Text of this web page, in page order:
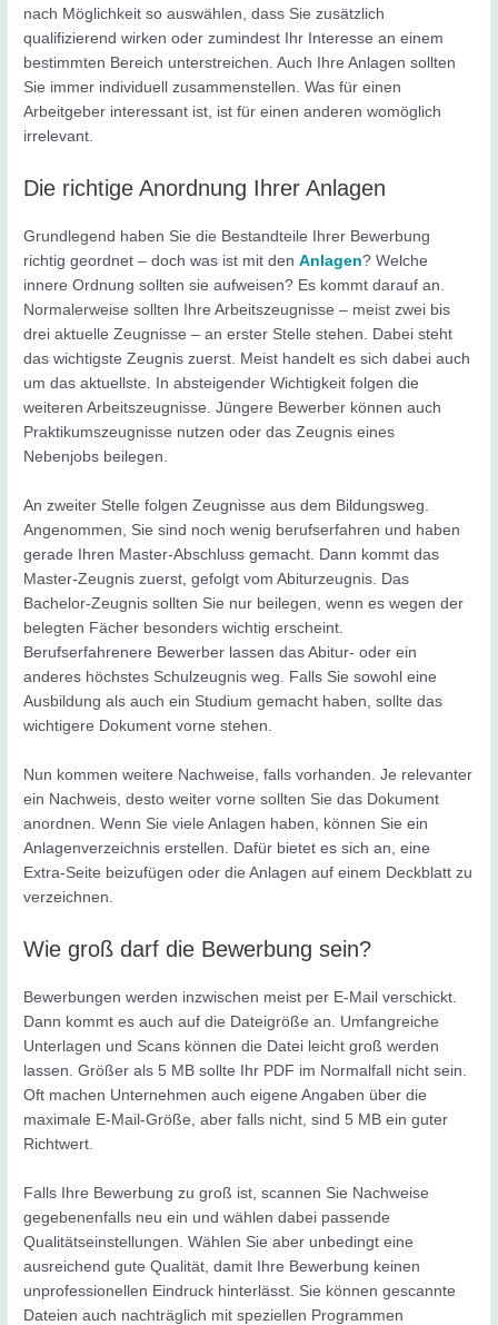
nach Möglichkeit so auswählen, dass Sie zusätzlich
qualifizierend wirken oder zumindest Ihr Interesse an einem
bestimmten Bereich unterstreichen. Auch Ihre Anlagen sollten
Sie immer individuell zusammenstellen. Was für einen
Arbeitgeber interessant ist, ist für einen anderen womöglich
irrelevant.
Die richtige Anordnung Ihrer Anlagen
Grundlegend haben Sie die Bestandteile Ihrer Bewerbung
richtig geordnet – doch was ist mit denAnlagen? Welche
innere Ordnung sollten sie aufweisen? Es kommt darauf an.
Normalerweise sollten Ihre Arbeitszeugnisse – meist zwei bis
drei aktuelle Zeugnisse – an erster Stelle stehen. Dabei steht
das wichtigste Zeugnis zuerst. Meist handelt es sich dabei auch
um das aktuellste. In absteigender Wichtigkeit folgen die
weiteren Arbeitszeugnisse. Jüngere Bewerber können auch
Praktikumszeugnisse nutzen oder das Zeugnis eines
Nebenjobs beilegen.
An zweiter Stelle folgen Zeugnisse aus dem Bildungsweg.
Angenommen, Sie sind noch wenig berufserfahren und haben
gerade Ihren Master-Abschluss gemacht. Dann kommt das
Master-Zeugnis zuerst, gefolgt vom Abiturzeugnis. Das
Bachelor-Zeugnis sollten Sie nur beilegen, wenn es wegen der
belegten Fächer besonders wichtig erscheint.
Berufserfahrenere Bewerber lassen das Abitur- oder ein
anderes höchstes Schulzeugnis weg. Falls Sie sowohl eine
Ausbildung als auch ein Studium gemacht haben, sollte das
wichtigere Dokument vorne stehen.
Nun kommen weitere Nachweise, falls vorhanden. Je relevanter
ein Nachweis, desto weiter vorne sollten Sie das Dokument
anordnen. Wenn Sie viele Anlagen haben, können Sie ein
Anlagenverzeichnis erstellen. Dafür bietet es sich an, eine
Extra-Seite beizufügen oder die Anlagen auf einem Deckblatt zu
verzeichnen.
Wie groß darf die Bewerbung sein?
Bewerbungen werden inzwischen meist per E-Mail verschickt.
Dann kommt es auch auf die Dateigröße an. Umfangreiche
Unterlagen und Scans können die Datei leicht groß werden
lassen. Größer als 5 MB sollte Ihr PDF im Normalfall nicht sein.
Oft machen Unternehmen auch eigene Angaben über die
maximale E-Mail-Größe, aber falls nicht, sind 5 MB ein guter
Richtwert.
Falls Ihre Bewerbung zu groß ist, scannen Sie Nachweise
gegebenenfalls neu ein und wählen dabei passende
Qualitätseinstellungen. Wählen Sie aber unbedingt eine
ausreichend gute Qualität, damit Ihre Bewerbung keinen
unprofessionellen Eindruck hinterlässt. Sie können gescannte
Dateien auch nachträglich mit speziellen Programmen